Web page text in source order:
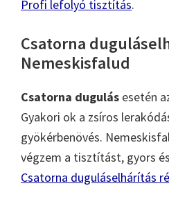
Profi lefolyó tisztítás.
Csatorna
Nemeskisfalud
Csatorna dugulás esetén
Gyakori ok a zsíros
gyökérbenövés.
végzem a tisztítást, gyors
Csatorna duguláselhárítás